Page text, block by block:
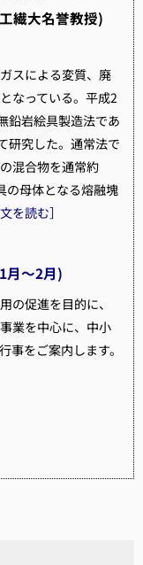
繊大名誉教授)
スによる変質、廃
なっている。平成2
鉛岩絵具製造法であ
研究した。通常法で
混合物を通常約
母体となる熔融塊
文を読む］
月～2月)
の促進を目的に、
業を中心に、中小
事をご案内します。